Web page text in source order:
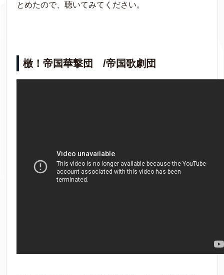
とめたので、聴いてみてください。
檄！帝国華撃団 /帝国歌劇団